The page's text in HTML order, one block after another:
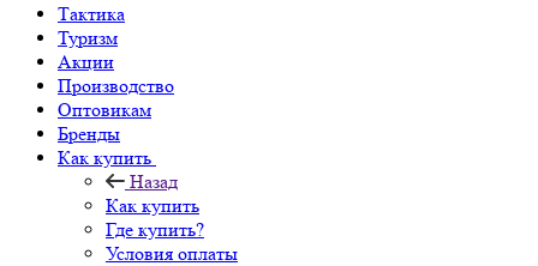
Тактика
Туризм
Акции
Производство
Оптовикам
Бренды
Как купить
Назад
Как купить
Где купить?
Условия оплаты